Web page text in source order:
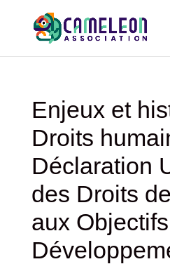
Enjeux et
Droits
Déclaration
des Droits
aux